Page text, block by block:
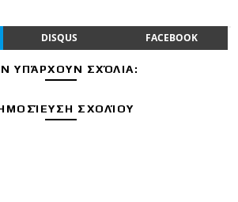
DISQUS FACEBOOK
ΥΠΆΡΧΟΥΝ ΣΧΌΛΙΑ:
ΣΧΟΛΊΟΥ